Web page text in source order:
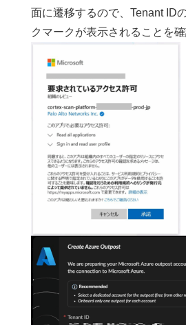
面に遷移するので、Tenant ID
クマークが表示されることを